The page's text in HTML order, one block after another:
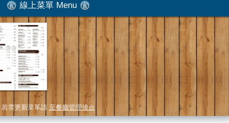
線上菜單 Menu
若需更新菜單請 至餐廳管理後台